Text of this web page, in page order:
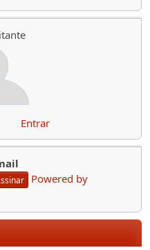
Entrar
Powered by